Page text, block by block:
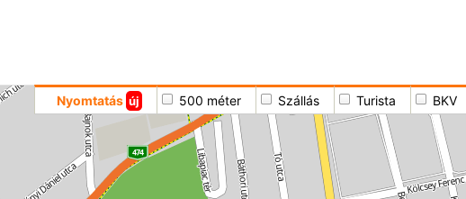
Nyomtatás új 500 méter Szállás Turista